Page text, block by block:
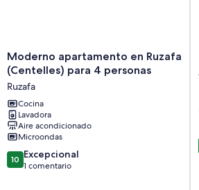
Moderno
apartamento
en
Ruzafa
(Centelles)
para
4
personas
Ruzafa
Moderno apartamento en Ruzafa
(Centelles) para 4 personas
Ruzafa
Cocina
Lavadora
Aire acondicionado
Microondas
10.0
sobre
10 Excepcional
1 comentario